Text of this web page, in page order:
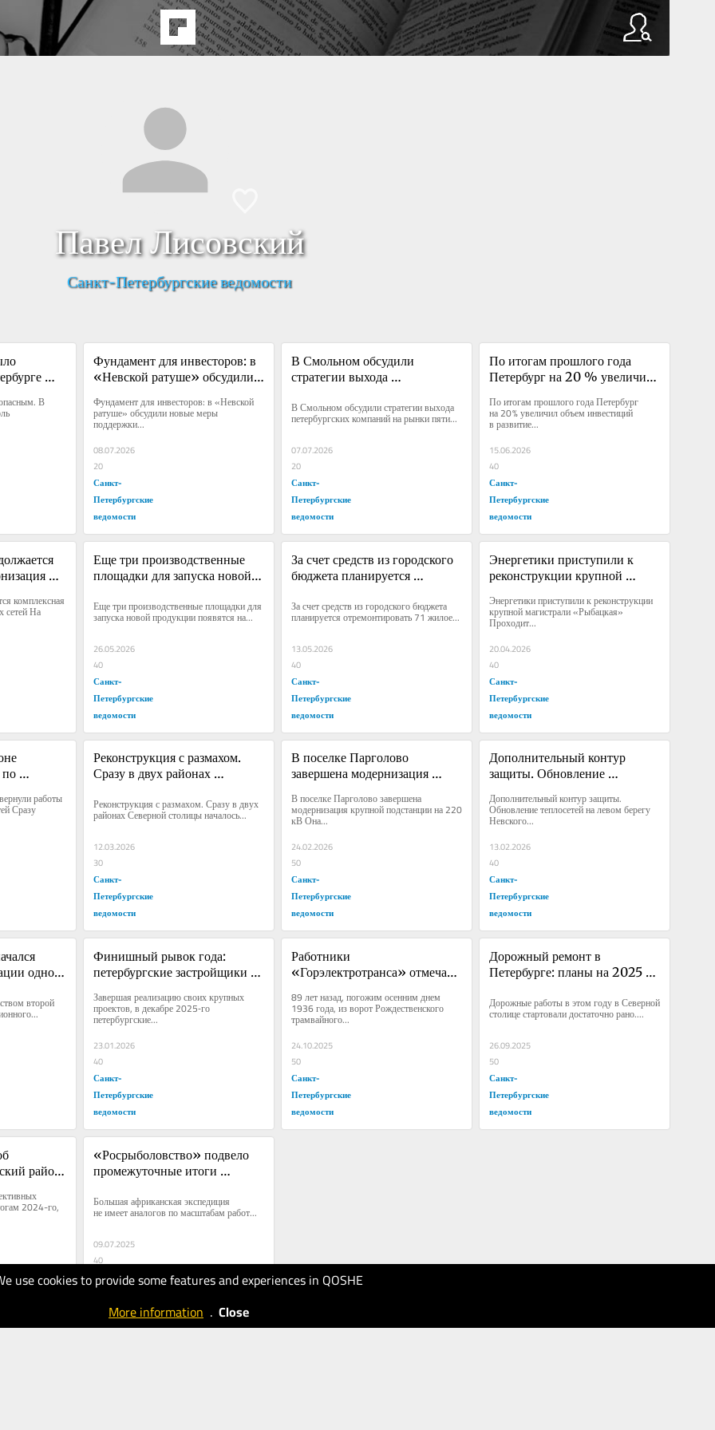
Павел Лисовский
Санкт-Петербургские ведомости
use cookies to provide some features and experiences in QOSHE
More information . Close
В
Фундамент для инвесторов: в
«Невской ратуше» обсудили
бизнеса
Фундамент для инвесторов: в «Невской
ратуше» обсудили новые меры
поддержки...
08.07.2026
20
Санкт-
Петербургские
ведомости
В Смольном обсудили
стратегии выхода
рынки пяти дружественных
стран
В Смольном обсудили стратегии выхода
петербургских компаний на рынки пяти...
07.07.2026
20
Санкт-
Петербургские
ведомости
По итогам прошлого года
Петербург на 20 % увеличил
городской инженерно-
энергетической
По итогам прошлого года Петербург
на 20 % увеличил объем инвестиций
в развитие...
15.06.2026
40
Санкт-
Петербургские
ведомости
комплексная
сетей На
Еще три производственные
площадки для запуска новой
территории петербургской
ОЭЗ
Еще три производственные площадки для
запуска новой продукции появятся на...
26.05.2026
40
Санкт-
Петербургские
ведомости
За счет средств из городского
бюджета планируется
помещение для детей-сирот
За счет средств из городского бюджета
планируется отремонтировать 71 жилое...
13.05.2026
40
Санкт-
Петербургские
ведомости
Энергетики приступили к
реконструкции крупной
Энергетики приступили к реконструкции
крупной магистрали «Рыбацкая»
Проходит...
20.04.2026
40
Санкт-
Петербургские
ведомости
по
работы
Сразу
Реконструкция с размахом.
Сразу в двух районах
масштабное обновление
теплосетей
Реконструкция с размахом. Сразу в двух
районах Северной столицы началось...
12.03.2026
30
Санкт-
Петербургские
ведомости
В поселке Парголово
завершена модернизация
кВ
В поселке Парголово завершена
модернизация крупной подстанции на 220
кВ Она...
24.02.2026
50
Санкт-
Петербургские
ведомости
Дополнительный контур
защиты. Обновление
Невского района завершилось
раньше срока
Дополнительный контур защиты.
Обновление теплосетей на левом берегу
Невского...
13.02.2026
40
Санкт-
Петербургские
ведомости
одного
второй
Финишный рывок года:
петербургские застройщики
Завершая реализацию своих крупных
проектов, в декабре 2025‑го
петербургские...
23.01.2026
40
Санкт-
Петербургские
ведомости
Работники
«Горэлектротранса» отмечают
троллейбуса
89 лет назад, погожим осенним днем
1936 года, из ворот Рождественского
трамвайного...
24.10.2025
50
Санкт-
Петербургские
ведомости
Дорожный ремонт в
Петербурге: планы на 2025
Дорожные работы в этом году в Северной
столице стартовали достаточно рано....
26.09.2025
50
Санкт-
Петербургские
ведомости
район
в городе
2024-го,
«Росрыболовство» подвело
промежуточные итоги
экспедиции
Большая африканская экспедиция
не имеет аналогов по масштабам работ...
09.07.2025
40
Санкт-
Петербургские
ведомости